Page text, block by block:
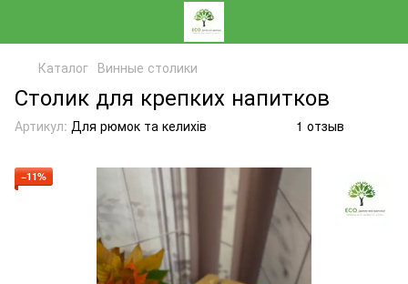
Каталог Винные столики
Столик для крепких напитков
Артикул: Для рюмок та келихів 1 отзыв
−11%